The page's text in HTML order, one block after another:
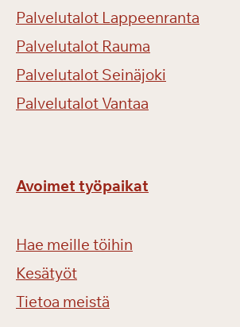
Palvelutalot Lappeenranta
Palvelutalot Rauma
Palvelutalot Seinäjoki
Palvelutalot Vantaa
Avoimet työpaikat
Hae meille töihin
Kesätyöt
Tietoa meistä